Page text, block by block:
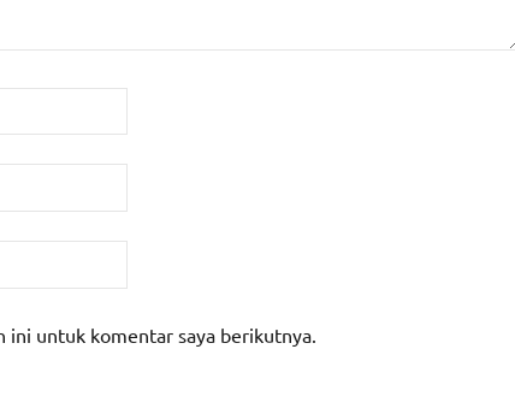
ini untuk komentar saya berikutnya.